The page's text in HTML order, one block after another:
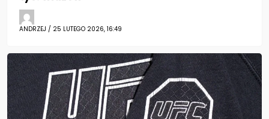
ANDRZEJ / 25 LUTEGO 2026, 16:49